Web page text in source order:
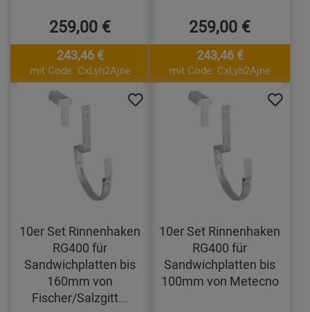
259,00 €
243,46 €
mit Code: CxLyh2Ajne
259,00 €
243,46 €
mit Code: CxLyh2Ajne
10er Set Rinnenhaken
RG400 für
Sandwichplatten bis
160mm von
Fischer/Salzgitt...
10er Set Rinnenhaken
RG400 für
Sandwichplatten bis
100mm von Metecno